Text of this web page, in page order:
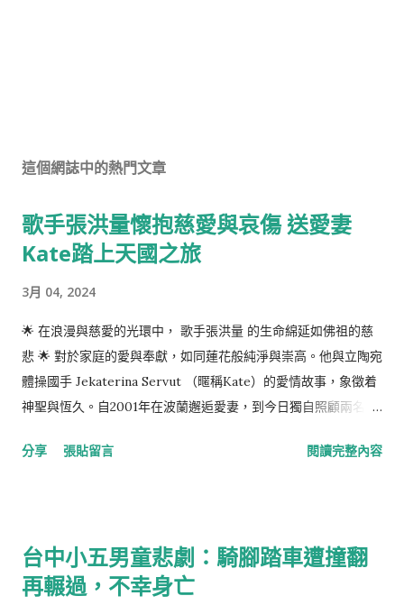
這個網誌中的熱門文章
歌手張洪量懷抱慈愛與哀傷 送愛妻
Kate踏上天國之旅
3月 04, 2024
🌟 在浪漫與慈愛的光環中， 歌手張洪量 的生命綿延如佛祖的慈
悲 🌟 對於家庭的愛與奉獻，如同蓮花般純淨與崇高。他與立陶宛
體操國手 Jekaterina Servut （暱稱Kate）的愛情故事，象徵着
神聖與恆久。自2001年在波蘭邂逅愛妻，到今日獨自照顧兩名孩
相愛，但命運也無情地撕扯了這段深厚情緣。Kate在2021年底被
為救星。手術之後，他開朗的愛人甚至笑談擁有了一副台灣的肝
臟。可是，命運的殘酷再次顯現，短短一年間，新肝出現異常，
分享 張貼留言 閱讀完整內容
台中小五男童悲劇：騎腳踏車遭撞翻
再輾過，不幸身亡